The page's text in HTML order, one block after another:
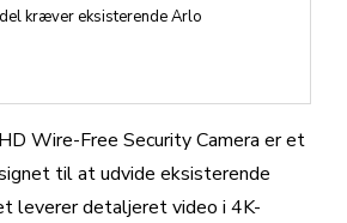
Wire-Free Security Camera er et
til at udvide eksisterende
leverer detaljeret video i 4K-
kræver eksisterende Arlo